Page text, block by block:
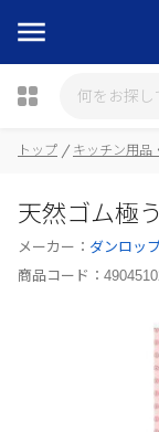
瓶詰
トップ キッチン用品
天然ゴム極
メーカー： ダンロッ
商品コード：